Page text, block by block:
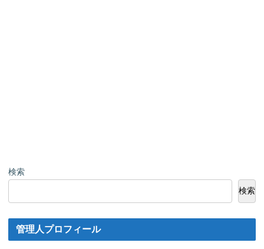
検索
検索
管理人プロフィール